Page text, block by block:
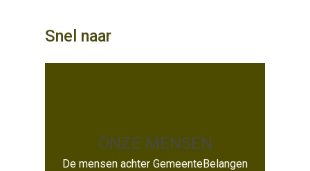
Snel naar
ONZE MENSEN
De mensen achter GemeenteBelangen
ONZE MENSEN